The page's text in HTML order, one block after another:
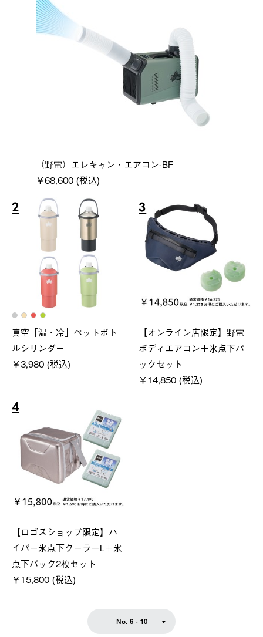
（野電）エレキャン・エアコン-BF
￥68,600 (税込)
2
真空「温・冷」ペットボト
ルシリンダー
￥3,980 (税込)
3
【オンライン店限定】野電
ボディエアコン＋氷点下パ
ックセット
￥14,850 (税込)
4
【ロゴスショップ限定】ハ
イパー氷点下クーラーL＋氷
点下パック2枚セット
￥15,800 (税込)
No. 6 - 10